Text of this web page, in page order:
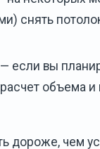
снять
— если вы
объема и
дороже, чем